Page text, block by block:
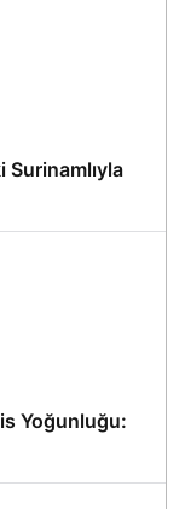
Surinamlıyla
Yoğunluğu: